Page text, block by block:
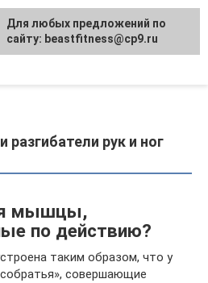
и фитнес
рук и ног
мышцы,
по действию?
таким образом, что у
совершающие
Для любых предложений по
сайту: beastfitness@cp9.ru